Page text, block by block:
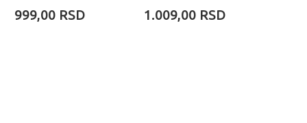
INSTRUMENTI 24M I
999,00 RSD
18M I (HE0701)
1.009,00 RSD